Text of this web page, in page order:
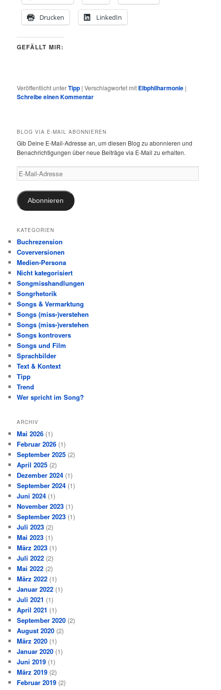
Drucken LinkedIn
GEFÄLLT MIR:
Veröffentlicht unterTipp |Verschlagwortet mit Elbphilharmonie |
Schreibe einen Kommentar
BLOG VIA E-MAIL ABONNIEREN
Gib Deine E-Mail-Adresse an, um diesen Blog zu abonnieren und
Benachrichtigungen über neue Beiträge via E-Mail zu erhalten.
E-
Mail-
Adresse
Abonnieren
KATEGORIEN
Buchrezension
Coverversionen
Medien-Persona
Nicht kategorisiert
Songmisshandlungen
Songrhetorik
Songs & Vermarktung
Songs (miss-)verstehen
Songs (miss-)verstehen
Songs kontrovers
Songs und Film
Sprachbilder
Text & Kontext
Tipp
Trend
Wer spricht im Song?
ARCHIV
Mai 2026 (1)
Februar 2026 (1)
September 2025 (2)
April 2025 (2)
Dezember 2024 (1)
September 2024 (1)
Juni 2024 (1)
November 2023 (1)
September 2023 (1)
Juli 2023 (2)
Mai 2023 (1)
März 2023 (1)
Juli 2022 (2)
Mai 2022 (2)
März 2022 (1)
Januar 2022 (1)
Juli 2021 (1)
April 2021 (1)
September 2020 (2)
August 2020 (2)
März 2020 (1)
Januar 2020 (1)
Juni 2019 (1)
März 2019 (2)
Februar 2019 (2)